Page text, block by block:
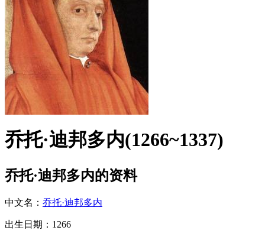
乔托·迪邦多内(1266~1337)
乔托·迪邦多内的资料
中文名： 乔托·迪邦多内
出生日期：1266